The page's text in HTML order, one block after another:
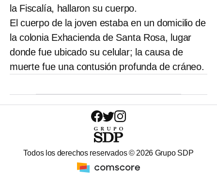
la Fiscalía, hallaron su cuerpo.
El cuerpo de la joven estaba en un domicilio de
la colonia Exhacienda de Santa Rosa, lugar
donde fue ubicado su celular; la causa de
muerte fue una contusión profunda de cráneo.
Todos los derechos reservados © 2026 Grupo SDP